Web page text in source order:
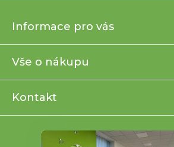
p
t
Informace pro vás
Vše o nákupu
Kontakt